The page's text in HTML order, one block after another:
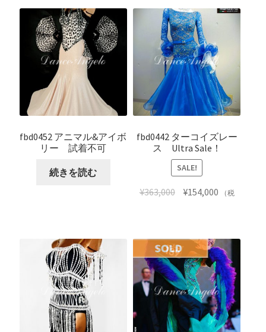
カートに入れる
fbd0452 アニマル&アイボ
リー 試着不可
続きを読む
fbd0442 ターコイズレー
ス Ultra Sale！
SALE!
¥363,000 ¥154,000
（税
カートに入れる